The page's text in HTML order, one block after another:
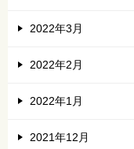
2022年3月
2022年2月
2022年1月
2021年12月